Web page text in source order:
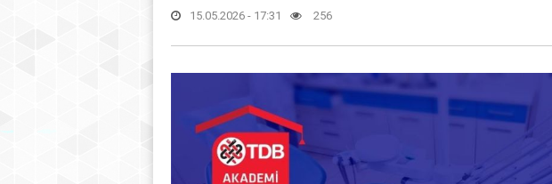
15.05.2026 - 17:31 256